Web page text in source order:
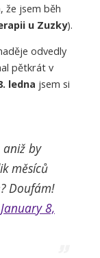
že jsem běh
u Zuzky).
odvedly
pětkrát v
ledna jsem si
by
měsíců
Doufám!
January 8,